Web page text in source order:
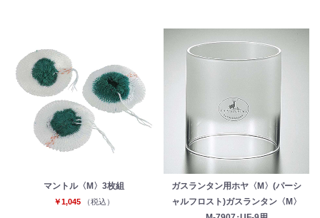
マントル〈M〉3枚組
￥1,045 （税込）
ガスランタン用ホヤ〈M〉(パーシ
ャルフロスト)ガスランタン〈M〉